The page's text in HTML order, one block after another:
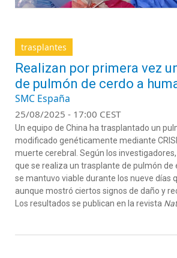
trasplantes
Realizan por primera vez
de pulmón de cerdo a
SMC España
25/08/2025 - 17:00 CEST
Un equipo de China ha trasplantado un
modificado genéticamente mediante
muerte cerebral. Según los
que se realiza un trasplante de pulmón de
se mantuvo viable durante los nueve días
aunque mostró ciertos signos de daño y
Los resultados se publican en la revista